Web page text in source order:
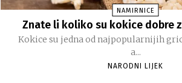
NAMIRNICE
Znate li koliko su kokice dobre
Kokice su jedna od najpopularnijih
a...
NARODNI LIJEK